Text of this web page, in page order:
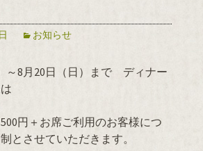
お知らせ
～8月20日（日）まで ディナー
円＋お席ご利用のお客様につ
とさせていただきます。